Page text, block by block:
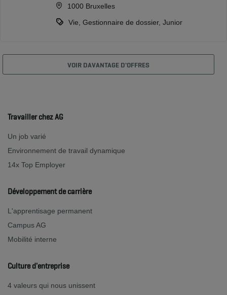
1000 Bruxelles
Vie, Gestionnaire de dossier, Junior
VOIR DAVANTAGE D'OFFRES
Travailler chez AG
Un job varié
Environnement de travail dynamique
14x Top Employer
Développement de carrière
L'apprentisage permanent
Campus AG
Mobilité interne
Culture d'entreprise
4 valeurs qui nous unissent